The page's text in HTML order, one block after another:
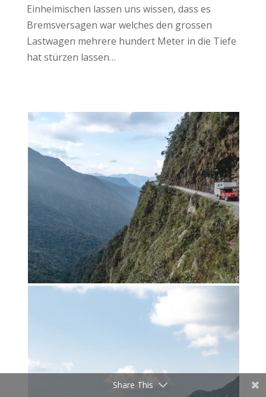
Einheimischen lassen uns wissen, dass es
Bremsversagen war welches den grossen
Lastwagen mehrere hundert Meter in die Tiefe
hat stürzen lassen…
Share This